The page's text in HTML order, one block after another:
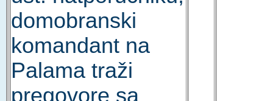
domobranski
komandant na
Palama traži
pregovore sa